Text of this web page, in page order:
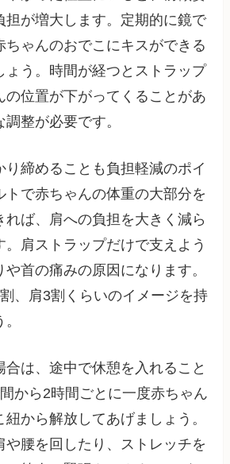
担が増大します。定期的に鏡で
ちゃんのおでこにキスができる
ょう。時間が経つとストラップ
の位置が下がってくることがあ
整が必要です。
り締めることも負担軽減のポイ
トで赤ちゃんの体重の大部分を
れば、肩への負担を大きく減ら
。肩ストラップだけで支えよう
首の痛みの原因になります。
、肩3割くらいのイメージを持
合は、途中で休憩を入れること
から2時間ごとに一度赤ちゃん
から解放してあげましょう。
や腰を回したり、ストレッチを